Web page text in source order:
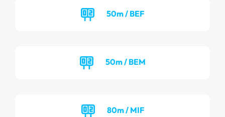
50m / BEF
50m / BEM
80m / MIF